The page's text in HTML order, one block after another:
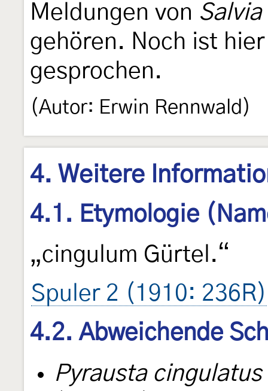
Meldungen von Salvia
gehören. Noch ist
gesprochen.
(Autor: Erwin Rennwald)
4. Weitere
4.1. Etymologie
„cingulum Gürtel.“
Spuler 2 (1910: 236R)
4.2. Abweichende
Pyrausta cingulatus